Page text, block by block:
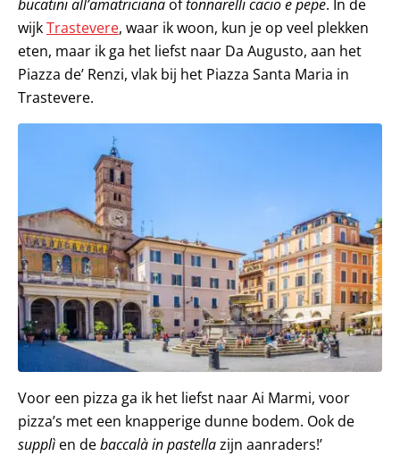
bucatini all’amatriciana oftonnarelli cacio e pepe. In de
wijkTrastevere, waar ik woon, kun je op veel plekken
eten, maar ik ga het liefst naar Da Augusto, aan het
Piazza de’ Renzi, vlak bij het Piazza Santa Maria in
Trastevere.
Voor een pizza ga ik het liefst naar Ai Marmi, voor
pizza’s met een knapperige dunne bodem. Ook de
supplì en debaccalà in pastellazijn aanraders!’